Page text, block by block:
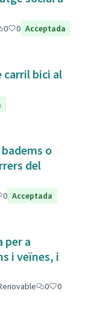
0 0 Acceptada
carril bici al
o
del
0 Acceptada
per a
i veïnes, i
0
0